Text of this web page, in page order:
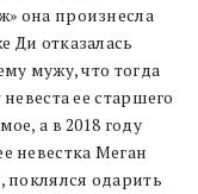
она произнесла
Ди отказалась
мужу, что тогда
ее старшего
а в 2018 году
невестка Меган
одарить